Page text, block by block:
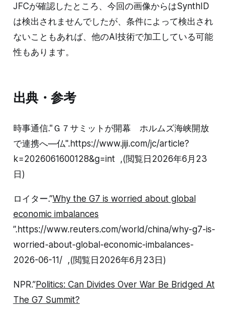
JFCが確認したところ、今回の画像からはSynthID
は検出されませんでしたが、条件によって検出され
ないこともあれば、他のAI技術で加工している可能
性もあります。
出典・参考
時事通信."Ｇ７サミットが開幕 ホルムズ海峡開放
で連携へ―仏".https://www.jiji.com/jc/article?
k=2026061600128&g=int ,(閲覧日2026年6月23
日)
ロイター.”Why the G7 is worried about global
economic imbalances
”.https://www.reuters.com/world/china/why-g7-is-
worried-about-global-economic-imbalances-
2026-06-11/ ,(閲覧日2026年6月23日)
NPR.”Politics: Can Divides Over War Be Bridged At
The G7 Summit?